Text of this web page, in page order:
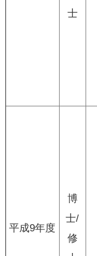
士
平成9年度
博
士/
修